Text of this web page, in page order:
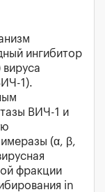
ингибитор
1).
ВИЧ-1 и
(α, β,
фракции
in